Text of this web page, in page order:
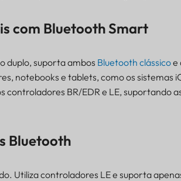
com Bluetooth Smart
duplo, suporta ambos Bluetooth clássicoe
notebooks e tablets, como os sistemas
BR/EDR e LE, suportando
Bluetooth
Utiliza controladores LE e suporta